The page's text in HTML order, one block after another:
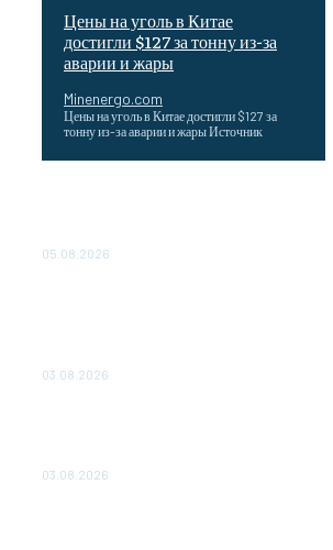
Цены на уголь в Китае
достигли $127 за тонну из-за
аварии и жары
Minenergo.com
Цены на уголь в Китае достигли $127 за
тонну из-за аварии и жары Источник
05.08.2026
03.08.2026
03.08.2026